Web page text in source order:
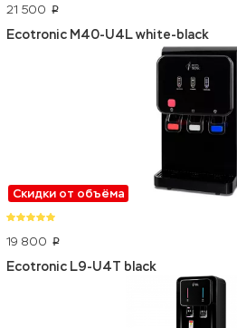
21 500 p
Ecotronic M40-U4L white-black
Скидки от объёма
19 800 p
Ecotronic L9-U4T black